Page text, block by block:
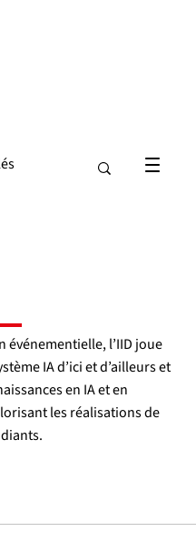
événementielle, l’IID joue
IA d’ici et d’ailleurs et
en IA et en
les réalisations de